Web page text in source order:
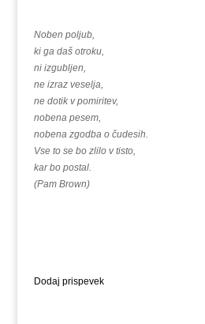
Noben poljub,
ki ga daš otroku,
ni izgubljen,
ne izraz veselja,
ne dotik v pomiritev,
nobena pesem,
nobena zgodba o čudesih.
Vse to se bo zlilo v tisto,
kar bo postal.
(Pam Brown)
Dodaj prispevek